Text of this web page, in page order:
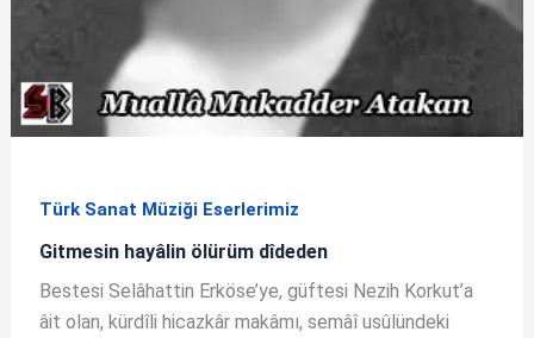
Türk Sanat Müziği Eserlerimiz
Gitmesin hayâlin ölürüm dîdeden
Bestesi Selâhattin Erköse’ye, güftesi Nezih Korkut’a
âit olan, kürdîli hicazkâr makâmı, semâî usûlündeki